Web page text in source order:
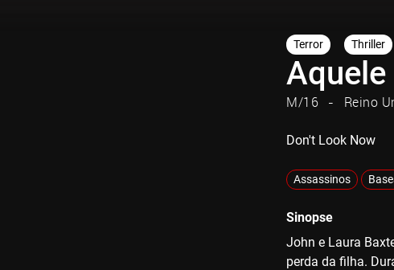
Terror Thriller
Aquele
M/16 Reino
Don't Look Now
Assassinos
Sinopse
John e Laura
perda da filha.